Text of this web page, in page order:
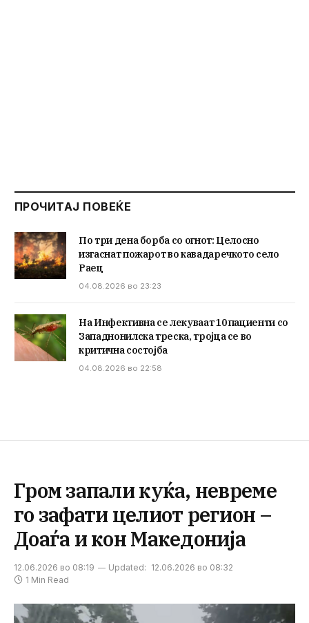
ПРОЧИТАЈ ПОВЕЌЕ
По три дена борба со огнот: Целосно
изгаснат пожарот во кавадаречкото село
Раец
04.08.2026 во 23:23
На Инфективна се лекуваат 10 пациенти со
Западнонилска треска, тројца се во
критична состојба
04.08.2026 во 22:58
Гром запали куќа, невреме
го зафати целиот регион –
Доаѓа и кон Македонија
12.06.2026 во 08:19 Updated: 12.06.2026 во 08:32
1 Min Read